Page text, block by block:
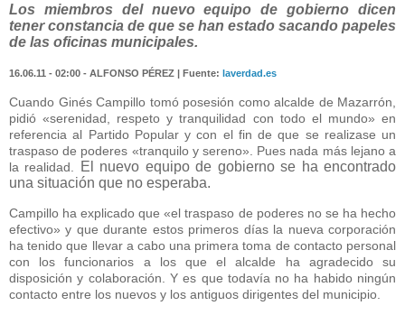
Los miembros del nuevo equipo de gobierno dicen
tener constancia de que se han estado sacando papeles
de las oficinas municipales.
16.06.11 - 02:00 - ALFONSO PÉREZ | Fuente: laverdad.es
Cuando Ginés Campillo tomó posesión como alcalde de Mazarrón,
pidió «serenidad, respeto y tranquilidad con todo el mundo» en
referencia al Partido Popular y con el fin de que se realizase un
traspaso de poderes «tranquilo y sereno». Pues nada más lejano a
la realidad.
El nuevo equipo de gobierno se ha encontrado
una situación que no esperaba.
Campillo ha explicado que «el traspaso de poderes no se ha hecho
efectivo» y que durante estos primeros días la nueva corporación
ha tenido que llevar a cabo una primera toma de contacto personal
con los funcionarios a los que el alcalde ha agradecido su
disposición y colaboración. Y es que todavía no ha habido ningún
contacto entre los nuevos y los antiguos dirigentes del municipio.